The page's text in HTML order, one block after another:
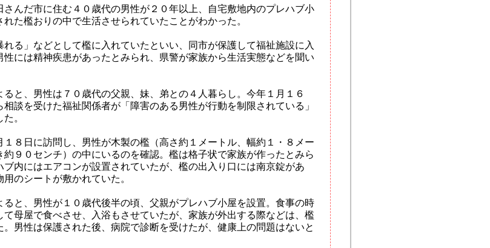
んだ市に住む４０歳代の男性が２０年以上、自宅敷地内のプレハブ小
れた檻おりの中で生活させられていたことがわかった。
る」などとして檻に入れていたといい、同市が保護して福祉施設に入
性には精神疾患があったとみられ、県警が家族から生活実態などを聞い
と、男性は７０歳代の父親、妹、弟との４人暮らし。今年１月１６
相談を受けた福祉関係者が「障害のある男性が行動を制限されている」
。
８日に訪問し、男性が木製の檻（高さ約１メートル、幅約１・８メー
約９０センチ）の中にいるのを確認。檻は格子状で家族が作ったとみら
ブ内にはエアコンが設置されていたが、檻の出入り口には南京錠があ
用のシートが敷かれていた。
と、男性が１０歳代後半の頃、父親がプレハブ小屋を設置。食事の時
て母屋で食べさせ、入浴もさせていたが、家族が外出する際などは、檻
。男性は保護された後、病院で診断を受けたが、健康上の問題はないと